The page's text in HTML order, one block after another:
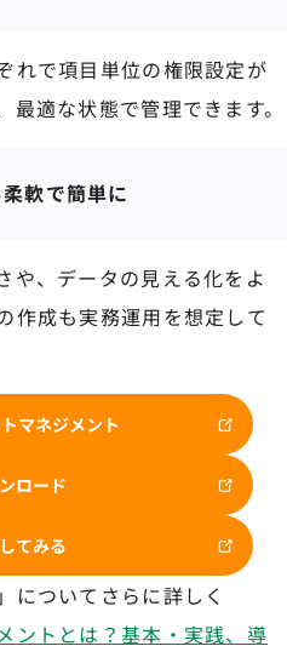
れで項目単位の権限設定が
適な状態で管理できます。
軟で簡単に
や、データの見える化をよ
作成も実務運用を想定して
マネジメント
ロード
てみる
ついてさらに詳しく
ントとは？基本・実践、導